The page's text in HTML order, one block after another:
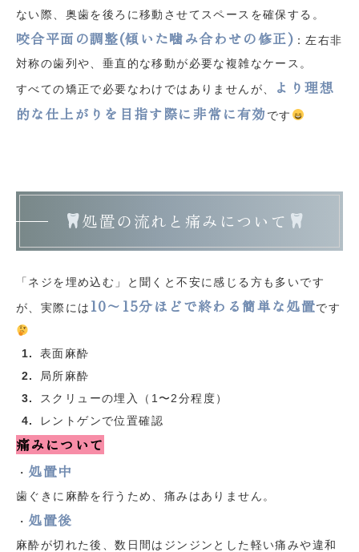
ない際、奥歯を後ろに移動させてスペースを確保する。
咬合平面の調整(傾いた噛み合わせの修正) ：左右非
対称の歯列や、垂直的な移動が必要な複雑なケース。
すべての矯正で必要なわけではありませんが、
より理想
的な仕上がりを目指す際に非常に有効です
処置の流れと痛みについて
「ネジを埋め込む」と聞くと不安に感じる方も多いです
が、実際には 10〜15分ほどで終わる簡単な処置です
表面麻酔
局所麻酔
スクリューの埋入（1〜2分程度）
レントゲンで位置確認
痛みについて
・ 処置中
歯ぐきに麻酔を行うため、痛みはありません。
・ 処置後
麻酔が切れた後、数日間はジンジンとした軽い痛みや違和